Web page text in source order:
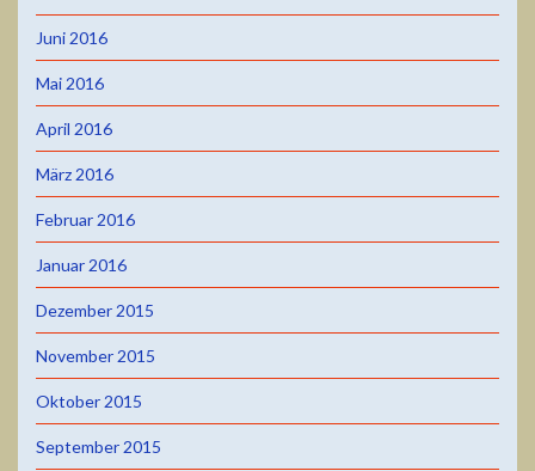
Juni 2016
Mai 2016
April 2016
März 2016
Februar 2016
Januar 2016
Dezember 2015
November 2015
Oktober 2015
September 2015